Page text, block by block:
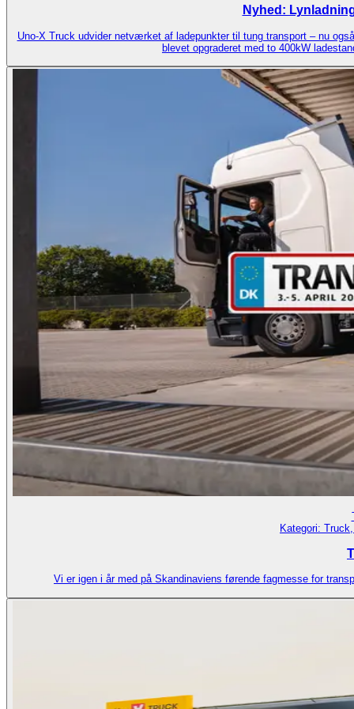
Nyhed:
Uno-X Truck udvider netværket af ladepunkter til tung transport – nu
blevet opgraderet med to 400kW
Kategori:
Vi er igen i år med på Skandinaviens førende fagmesse for